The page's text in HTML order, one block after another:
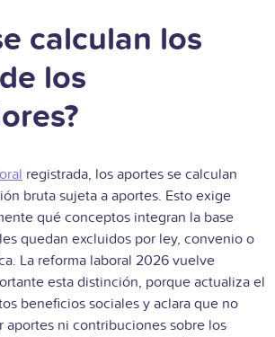
calculan los
los
registrada, los aportes se calculan
bruta sujeta a aportes. Esto exige
qué conceptos integran la base
quedan excluidos por ley, convenio o
La reforma laboral 2026 vuelve
esta distinción, porque actualiza el
beneficios sociales y aclara que no
aportes ni contribuciones sobre los